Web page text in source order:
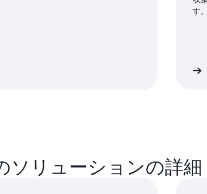
す。
ソリューションの詳細